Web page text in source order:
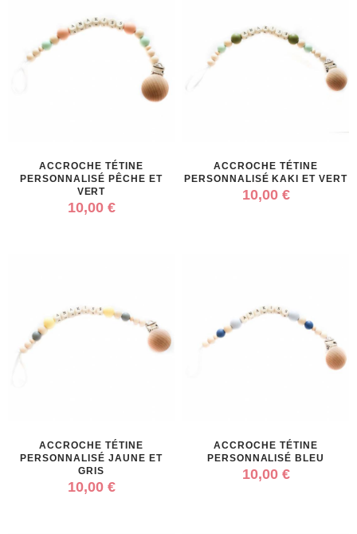
ACCROCHE TÉTINE
PERSONNALISÉ PÊCHE ET
VERT
10,00 €
ACCROCHE TÉTINE
PERSONNALISÉ KAKI ET VERT
10,00 €
ACCROCHE TÉTINE
PERSONNALISÉ JAUNE ET
GRIS
10,00 €
ACCROCHE TÉTINE
PERSONNALISÉ BLEU
10,00 €